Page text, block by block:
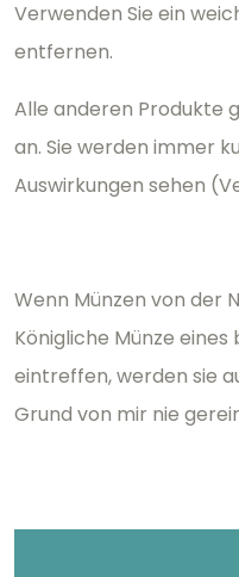
Verwenden Sie ein
entfernen.
Alle anderen Produkte
an. Sie werden immer
Auswirkungen sehen
Wenn Münzen von der
Königliche Münze
eintreffen, werden sie
Grund von mir nie